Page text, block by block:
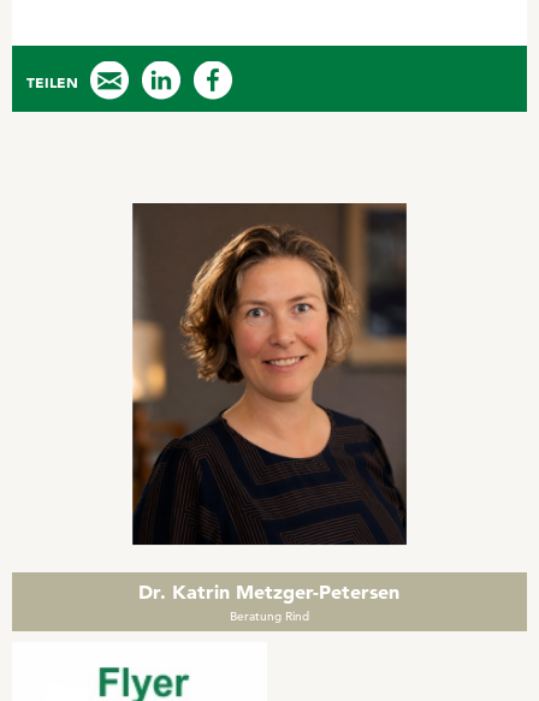
TEILEN
Dr. Katrin Metzger-Petersen
Beratung Rind